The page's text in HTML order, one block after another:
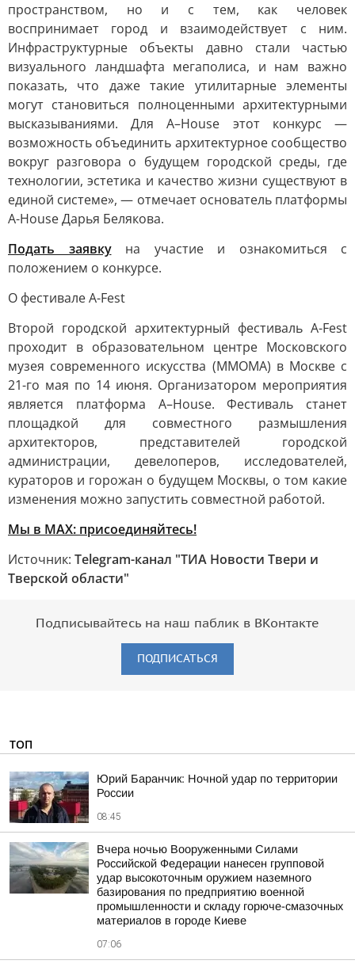
пространством, но и с тем, как человек
воспринимает город и взаимодействует с ним.
Инфраструктурные объекты давно стали частью
визуального ландшафта мегаполиса, и нам важно
показать, что даже такие утилитарные элементы
могут становиться полноценными архитектурными
высказываниями. Для A–House этот конкурс —
возможность объединить архитектурное сообщество
вокруг разговора о будущем городской среды, где
технологии, эстетика и качество жизни существуют в
единой системе», — отмечает основатель платформы
A-House Дарья Белякова.
Подать заявкуна участие и ознакомиться с
положением о конкурсе.
О фестивале A-Fest
Второй городской архитектурный фестиваль A-Fest
проходит в образовательном центре Московского
музея современного искусства (ММОМА) в Москве с
21-го мая по 14 июня. Организатором мероприятия
является платформа A–House. Фестиваль станет
площадкой для совместного размышления
архитекторов, представителей городской
администрации, девелоперов, исследователей,
кураторов и горожан о будущем Москвы, о том какие
изменения можно запустить совместной работой.
Мы в MAX: присоединяйтесь!
Источник: Telegram-канал "ТИА Новости Твери и
Тверской области"
Подписывайтесь на наш паблик в ВКонтакте
ПОДПИСАТЬСЯ
ТОП
Юрий Баранчик: Ночной удар по территории
России
08:45
Вчера ночью Вооруженными Силами
Российской Федерации нанесен групповой
удар высокоточным оружием наземного
базирования по предприятию военной
промышленности и складу горюче-смазочных
материалов в городе Киеве
07:06